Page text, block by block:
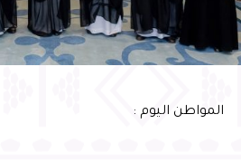
ركيزة أساسية لتعظيم الأثر
المجتمعية، وتمكين الأجيال الواعدة
مستقبل الوطن
بها المحافظة في استضافة البرامج
المواطن اليوم :